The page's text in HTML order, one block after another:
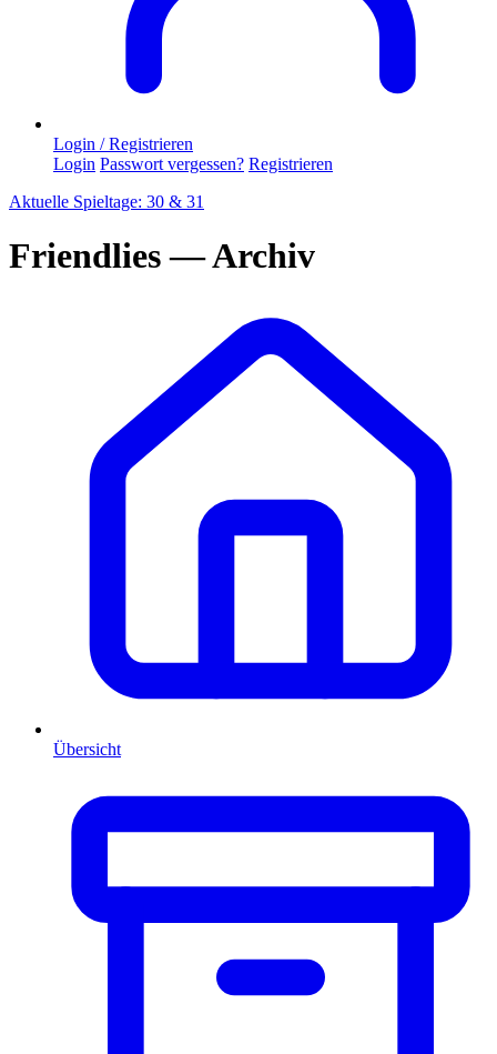
Login / Registrieren
Login Passwort vergessen? Registrieren
Aktuelle Spieltage: 30 & 31
Friendlies — Archiv
Übersicht